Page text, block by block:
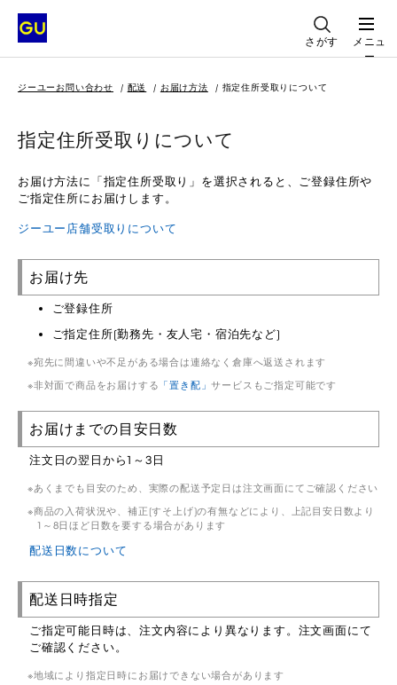
さがす
メニュ
ー
ジーユーお問い合わせ 配送 お届け方法 指定住所受取りについて
指定住所受取りについて
お届け方法に「指定住所受取り」を選択されると、ご登録住所や
ご指定住所にお届けします。
ジーユー店舗受取りについて
お届け先
ご登録住所
ご指定住所(勤務先・友人宅・宿泊先など)
宛先に間違いや不足がある場合は連絡なく倉庫へ返送されます
非対面で商品をお届けする 「置き配」サービスもご指定可能です
お届けまでの目安日数
注文日の翌日から1～3日
あくまでも目安のため、実際の配送予定日は注文画面にてご確認ください
商品の入荷状況や、補正(すそ上げ)の有無などにより、上記目安日数より
1～8日ほど日数を要する場合があります
配送日数について
配送日時指定
ご指定可能日時は、注文内容により異なります。注文画面にて
ご確認ください。
地域により指定日時にお届けできない場合があります